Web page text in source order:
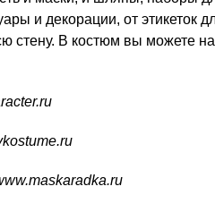
и декорации, от этикеток
стену. В костюм вы можете